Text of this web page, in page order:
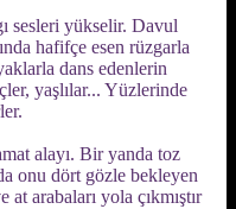
sesleri yükselir. Davul
hafifçe esen rüzgarla
dans edenlerin
yaşlılar... Yüzlerinde
alayı. Bir yanda toz
onu dört gözle bekleyen
arabaları yola çıkmıştır